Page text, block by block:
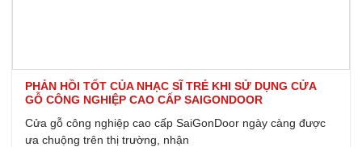
PHẢN HỒI TỐT CỦA NHẠC SĨ TRẺ KHI SỬ DỤNG CỬA
GỖ CÔNG NGHIỆP CAO CẤP SAIGONDOOR
Cửa gỗ công nghiệp cao cấp SaiGonDoor ngày càng được
ưa chuộng trên thị trường, nhận